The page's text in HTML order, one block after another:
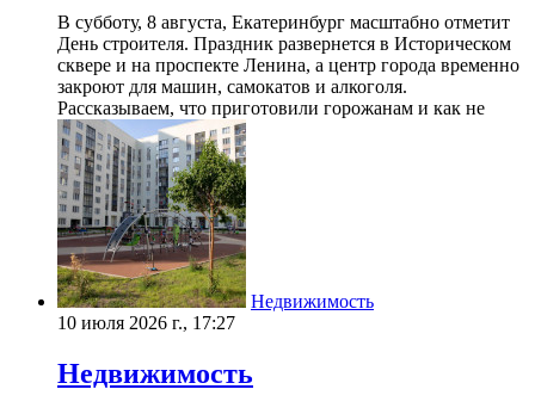
В субботу, 8 августа, Екатеринбург масштабно отметит
День строителя. Праздник развернется в Историческом
сквере и на проспекте Ленина, а центр города временно
закроют для машин, самокатов и алкоголя.
Рассказываем, что приготовили горожанам и как не
Недвижимость
10 июля 2026 г., 17:27
Недвижимость